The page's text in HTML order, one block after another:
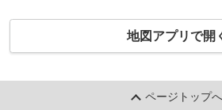
地図アプリで開
ページトップへ